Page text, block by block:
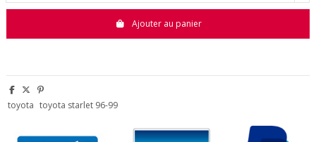
Ajouter au panier
toyota toyota starlet 96-99